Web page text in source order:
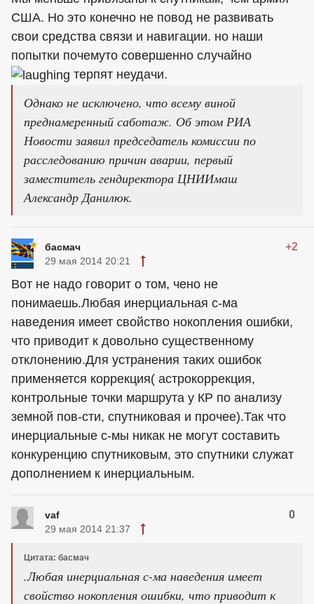
США. Но это конечно не повод не развивать
свои средства связи и навигации. но наши
попытки почемуто совершенно случайно
терпят неудачи.
Однако не исключено, что всему виной
преднамеренный саботаж. Об этом РИА
Новости заявил председатель комиссии по
расследованию причин аварии, первый
заместитель гендиректора ЦНИИмаш
Александр Данилюк.
басмач +2
29 мая 2014 20:21
Вот не надо говорит о том, чено не
понимаешь.Любая инерциальная с-ма
наведения имеет свойство нокопления ошибки,
что приводит к довольно существенному
отклонению.Для устранения таких ошибок
применяется коррекция( астрокоррекция,
контрольные точки маршрута у КР по анализу
земной пов-сти, спутниковая и прочее).Так что
инерциальные с-мы никак не могут составить
конкуренцию спутниковым, это спутники служат
дополнением к инерциальным.
vaf 0
29 мая 2014 21:37
Цитата: басмач
.Любая инерциальная с-ма наведения имеет
свойство нокопления ошибки, что приводит к